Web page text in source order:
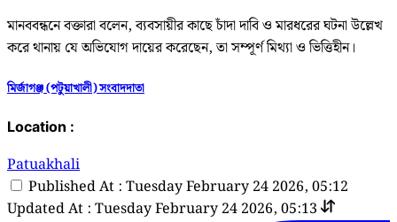
মানববন্ধনে বক্তারা বলেন, ব্যবসায়ীর কাছে চাঁদা দাবি ও মারধরের ঘটনা উল্লেখ
করে থানায় যে অভিযোগ দায়ের করেছেন, তা সম্পূর্ণ মিথ্যা ও ভিত্তিহীন।
মির্জাগঞ্জ (পটুয়াখালী) সংবাদদাতা
Location :
Patuakhali
Published At : Tuesday February 24 2026, 05:12
Updated At : Tuesday February 24 2026, 05:13